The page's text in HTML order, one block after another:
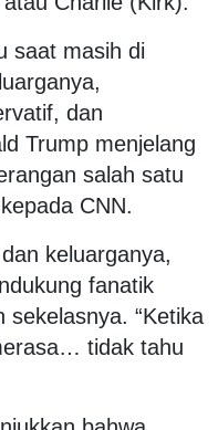
saat masih di
dan
Trump menjelang
salah satu
CNN.
keluarganya,
fanatik
sekelasnya. “Ketika
tidak tahu